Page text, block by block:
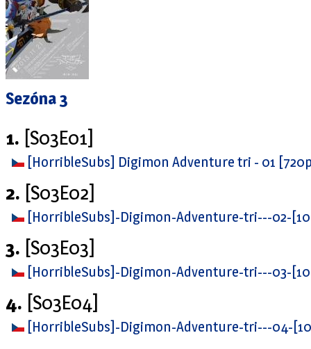
Sezóna 3
1. [S03E01]
[HorribleSubs] Digimon Adventure tri - 01
2. [S03E02]
[HorribleSubs]-Digimon-Adventure-tri---02-
3. [S03E03]
[HorribleSubs]-Digimon-Adventure-tri---03-
4. [S03E04]
[HorribleSubs]-Digimon-Adventure-tri---04-